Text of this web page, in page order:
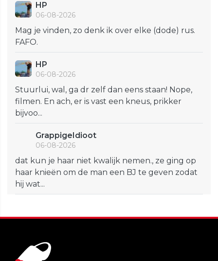
HP
06-08-2026
Mag je vinden, zo denk ik over elke (dode) rus.
FAFO.
HP
06-08-2026
Stuurlui, wal, ga dr zelf dan eens staan! Nope,
filmen. En ach, er is vast een kneus, prikker
bijvoo...
GrappigeIdioot
06-08-2026
dat kun je haar niet kwalijk nemen., ze ging op
haar knieën om de man een BJ te geven zodat
hij wat...